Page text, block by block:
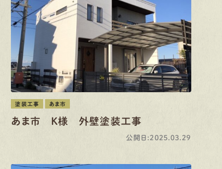
塗装工事 あま市
あま市 K様 外壁塗装工事
公開日:2025.03.29